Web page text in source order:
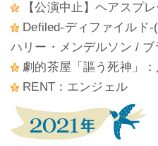
【公演中止】ヘアスプ
Defiled-ディファイルド-
ハリー・メンデルソン /
劇的茶屋「謳う死神」
RENT：エンジェル